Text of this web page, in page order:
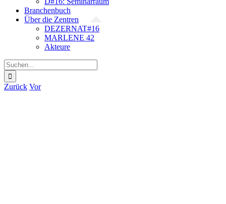
Branchenbuch
Über die Zentren
DEZERNAT#16
MARLENE 42
Akteure
Suche
nach:
Zurück Vor